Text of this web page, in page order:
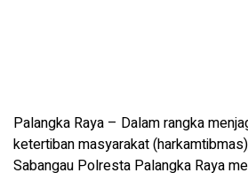
Palangka Raya – Dalam rangka
ketertiban masyarakat
Sabangau Polresta Palangka Raya